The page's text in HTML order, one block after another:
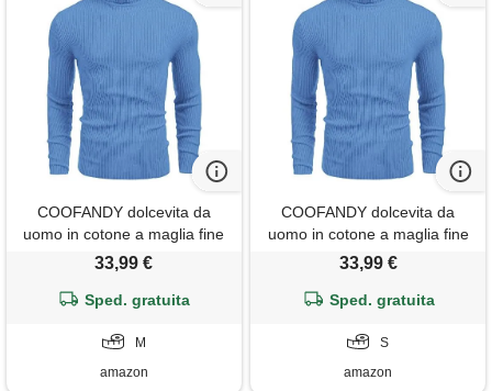
COOFANDY dolcevita da
uomo in cotone a maglia fine
maglione vestibilità regolare
maglione da uomo blu
33,99 €
Sped. gratuita
M
amazon
COOFANDY dolcevita da
uomo in cotone a maglia fine
maglione vestibilità regolare a
maglione da uomo blu
33,99 €
Sped. gratuita
S
amazon